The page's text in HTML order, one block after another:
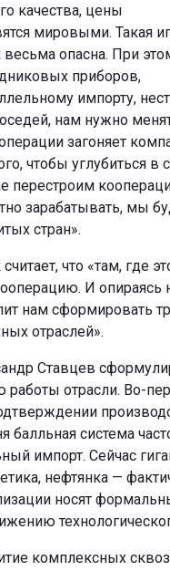
качества, цены
мировыми. Такая
опасна. При
приборов,
импорту,
нам нужно
загоняет
чтобы
перестроим
зарабатывать, мы
стран».
что «там, где
И опираясь
нам сформировать
отраслей».
Ставцев
отрасли. Во-
балльная система
импорт. Сейчас
нефтянка —
носят
комплексных